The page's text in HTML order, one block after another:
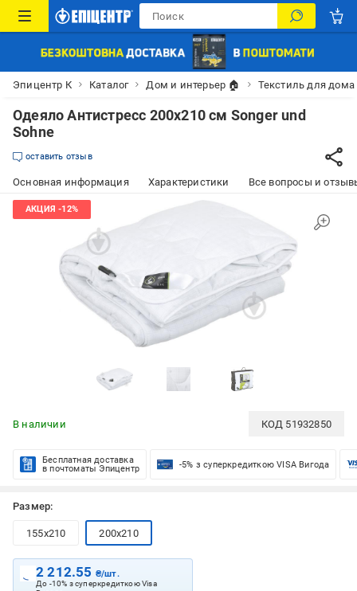
Эпицентр К Каталог Дом и интерьер 🏠 Текстиль для дома
Одеяло Антистресс 200х210 см Songer und
Sohne
оставить отзыв
Основная информация Характеристики Все вопросы и
В наличии КОД 51932850
Бесплатная доставка
в почтоматы Эпицентр
-5% з суперкредиткою VISA Вигода
Размер:
155x210 200x210
2 212.55 ₴/шт.
До -10% з суперкредиткою Visa